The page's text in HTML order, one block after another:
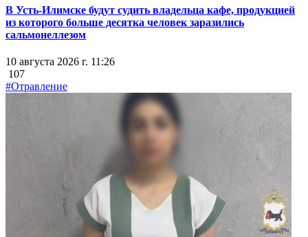
В Усть-Илимске будут судить владельца кафе, продукцией
из которого больше десятка человек заразились
сальмонеллезом
10 августа 2026 г. 11:26
107
#Отравление